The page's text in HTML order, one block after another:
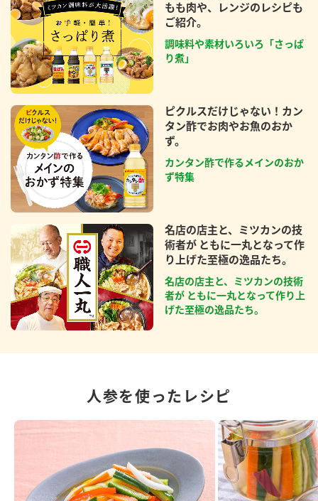
もも肉や、レンジのレシピも
ご紹介。
調味料や素材いろいろ「さっぱ
り煮」
ピクルスだけじゃない！カン
タン酢でお肉やお魚のおか
ず。
カンタン酢で作るメインのおか
ず特集
名店の店主と、ミツカンの技
術者が ともに一丸となって作
り上げた至極の逸品たち。
名店の店主と、ミツカンの技術
者が ともに一丸となって作り上
げた至極の逸品たち。
人参を使ったレシピ